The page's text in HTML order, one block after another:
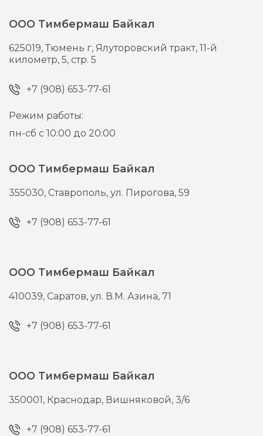
ООО Тимбермаш Байкал
625019,Тюмень г, Ялуторовский тракт, 11-й
километр, 5, стр. 5
+7 (908) 653-77-61
Режим работы:
пн-сб с 10:00 до 20:00
ООО Тимбермаш Байкал
355030, Ставрополь,ул. Пирогова, 59
+7 (908) 653-77-61
ООО Тимбермаш Байкал
410039, Саратов,ул. В.М. Азина, 71
+7 (908) 653-77-61
ООО Тимбермаш Байкал
350001, Краснодар, Вишняковой, 3/6
+7 (908) 653-77-61